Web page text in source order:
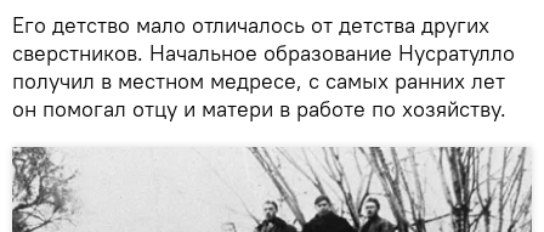
Его детство мало отличалось от детства других
сверстников. Начальное образование Нусратулло
получил в местном медресе, с самых ранних лет
он помогал отцу и матери в работе по хозяйству.